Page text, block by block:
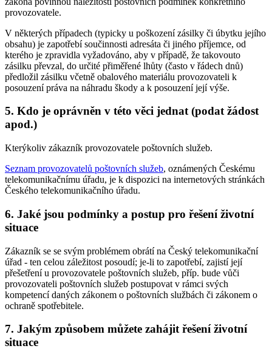
provozovatele.
V některých případech (typicky u poškození zásilky či úbytku jejího
obsahu) je zapotřebí součinnosti adresáta či jiného příjemce, od
kterého je zpravidla vyžadováno, aby v případě, že takovouto
zásilku převzal, do určité přiměřené lhůty (často v řádech dnů)
předložil zásilku včetně obalového materiálu provozovateli k
posouzení práva na náhradu škody a k posouzení její výše.
5. Kdo je oprávněn v této věci jednat (podat žádost
apod.)
Kterýkoliv zákazník provozovatele poštovních služeb.
Seznam provozovatelů poštovních služeb, oznámených Českému
telekomunikačnímu úřadu, je k dispozici na internetových stránkách
Českého telekomunikačního úřadu.
6. Jaké jsou podmínky a postup pro řešení životní
situace
Zákazník se se svým problémem obrátí na Český telekomunikační
úřad - ten celou záležitost posoudí; je-li to zapotřebí, zajistí její
přešetření u provozovatele poštovních služeb, příp. bude vůči
provozovateli poštovních služeb postupovat v rámci svých
kompetencí daných zákonem o poštovních službách či zákonem o
ochraně spotřebitele.
7. Jakým způsobem můžete zahájit řešení životní
situace